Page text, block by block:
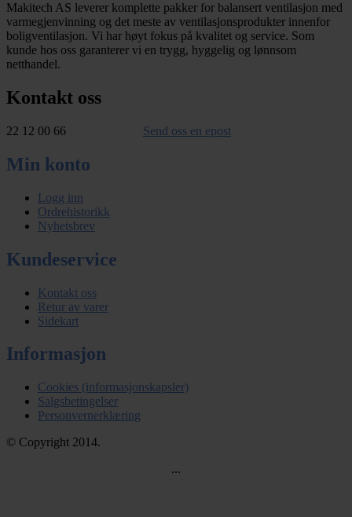
Makitech AS leverer komplette pakker for balansert ventilasjon med
varmegjenvinning og det meste av ventilasjonsprodukter innenfor
boligventilasjon. Vi har høyt fokus på kvalitet og service. Som
kunde hos oss garanterer vi en trygg, hyggelig og lønnsom
netthandel.
Kontakt oss
22 12 00 66 Send oss en epost
Min konto
Logg inn
Ordrehistorikk
Nyhetsbrev
Kundeservice
Kontakt oss
Retur av varer
Sidekart
Informasjon
Cookies (informasjonskapsler)
Salgsbetingelser
Personvernerklæring
© Copyright 2014.
...